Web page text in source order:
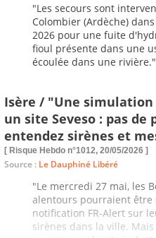
"Les secours sont
Colombier (Ardèche)
2026 pour une fuite
fioul présente dans une
écoulée dans une rivière."
Isère / "Une
un site Seveso : pas de
entendez sirènes et
[ Risque Hebdo n°1012, 20/05/2026 ]
Source : Le Dauphiné Libéré
"Le mercredi 27 mai, les
alentours pourraient être
notification FR-Alert sur
sirènes dans la ville.